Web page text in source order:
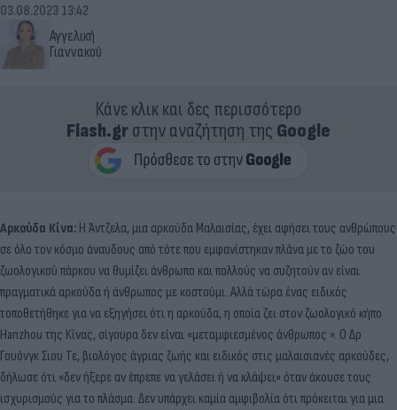
Αγγελική
Γιαννακού
03.08.2023 13:42
Κάνε κλικ και δες περισσότερο
Flash.grστην αναζήτηση της Google
Αρκούδα Κίνα: Η Άντζελα, μια αρκούδα Μαλαισίας, έχει αφήσει τους ανθρώπους
σε όλο τον κόσμο άναυδους από τότε που εμφανίστηκαν πλάνα με το ζώο του
ζωολογικού πάρκου να θυμίζει άνθρωπο και πολλούς να συζητούν αν είναι
πραγματικά αρκούδα ή άνθρωπος με κοστούμι. Αλλά τώρα ένας ειδικός
τοποθετήθηκε για να εξηγήσει ότι η αρκούδα, η οποία ζει στον ζωολογικό κήπο
Hanzhou της Κίνας, σίγουρα δεν είναι «μεταμφιεσμένος άνθρωπος ». Ο Δρ
Γουόνγκ Σιου Τε, βιολόγος άγριας ζωής και ειδικός στις μαλαισιανές αρκούδες,
δήλωσε ότι «δεν ήξερε αν έπρεπε να γελάσει ή να κλάψει» όταν άκουσε τους
ισχυρισμούς για το πλάσμα. Δεν υπάρχει καμία αμφιβολία ότι πρόκειται για μια